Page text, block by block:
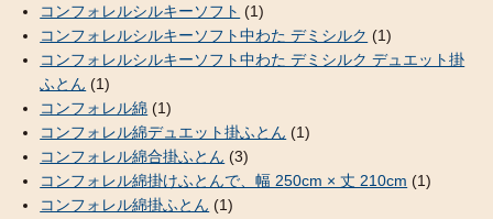
コンフォレルシルキーソフト (1)
コンフォレルシルキーソフト中わた デミシルク (1)
コンフォレルシルキーソフト中わた デミシルク デュエット掛
ふとん (1)
コンフォレル綿 (1)
コンフォレル綿デュエット掛ふとん (1)
コンフォレル綿合掛ふとん (3)
コンフォレル綿掛けふとんで、幅 250cm × 丈 210cm (1)
コンフォレル綿掛ふとん (1)